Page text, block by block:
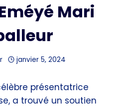
Mari
janvier 5, 2024
présentatrice
a trouvé un soutien